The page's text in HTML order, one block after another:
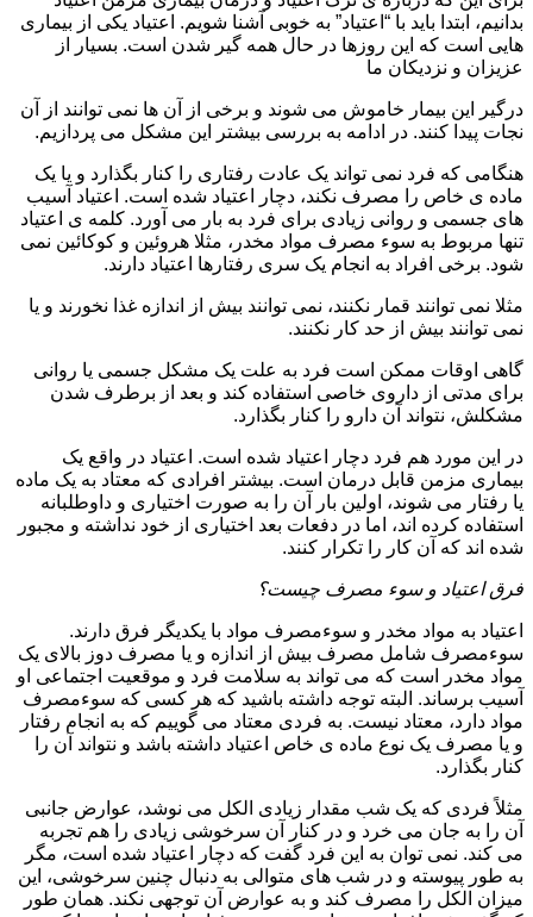
بدانیم، ابتدا باید با “اعتیاد” به خوبی آشنا شویم. اعتیاد یکی از بیماری
هایی است که این روزها در حال همه گیر شدن است. بسیار از
عزیزان و نزدیکان ما
درگیر این بیمار خاموش می شوند و برخی از آن ها نمی توانند از آن
نجات پیدا کنند. در ادامه به بررسی بیشتر این مشکل می پردازیم.
هنگامی که فرد نمی تواند یک عادت رفتاری را کنار بگذارد و یا یک
ماده ی خاص را مصرف نکند، دچار اعتیاد شده است. اعتیاد آسیب
های جسمی و روانی زیادی برای فرد به بار می آورد. کلمه ی اعتیاد
تنها مربوط به سوء مصرف مواد مخدر، مثلا هروئین و کوکائین نمی
شود. برخی افراد به انجام یک سری رفتارها اعتیاد دارند.
مثلا نمی توانند قمار نکنند، نمی توانند بیش از اندازه غذا نخورند و یا
نمی توانند بیش از حد کار نکنند.
گاهی اوقات ممکن است فرد به علت یک مشکل جسمی یا روانی
برای مدتی از داروی خاصی استفاده کند و بعد از برطرف شدن
مشکلش، نتواند آن دارو را کنار بگذارد.
در این مورد هم فرد دچار اعتیاد شده است. اعتیاد در واقع یک
بیماری مزمن قابل درمان است. بیشتر افرادی که معتاد به یک ماده
یا رفتار می شوند، اولین بار آن را به صورت اختیاری و داوطلبانه
استفاده کرده اند، اما در دفعات بعد اختیاری از خود نداشته و مجبور
شده اند که آن کار را تکرار کنند.
فرق اعتیاد و سوء مصرف چیست؟
اعتیاد به مواد مخدر و سوءمصرف مواد با یکدیگر فرق دارند.
سوءمصرف شامل مصرف بیش از اندازه و یا مصرف دوز بالای یک
مواد مخدر است که می تواند به سلامت فرد و موقعیت اجتماعی او
آسیب برساند. البته توجه داشته باشید که هر کسی که سوءمصرف
مواد دارد، معتاد نیست. به فردی معتاد می گوییم که به انجام رفتار
و یا مصرف یک نوع ماده ی خاص اعتیاد داشته باشد و نتواند آن را
کنار بگذارد.
مثلاً فردی که یک شب مقدار زیادی الکل می نوشد، عوارض جانبی
آن را به جان می خرد و در کنار آن سرخوشی زیادی را هم تجربه
می کند. نمی توان به این فرد گفت که دچار اعتیاد شده است، مگر
به طور پیوسته و در شب های متوالی به دنبال چنین سرخوشی، این
میزان الکل را مصرف کند و به عوارض آن توجهی نکند. همان طور